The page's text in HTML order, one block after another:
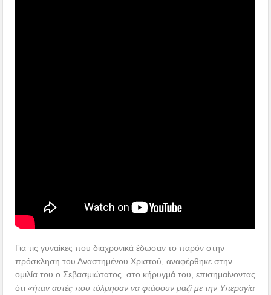
Για τις γυναίκες που διαχρονικά έδωσαν το παρόν στην
πρόσκληση του Αναστημένου Χριστού, αναφέρθηκε στην
ομιλία του ο Σεβασμιώτατος στο κήρυγμά του, επισημαίνοντας
ότι«ήταν αυτές που τόλμησαν να φτάσουν μαζί με την Υπεραγία